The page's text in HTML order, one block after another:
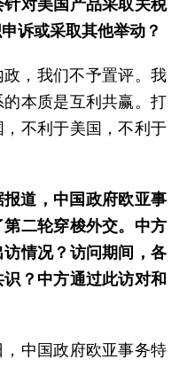
对美国产品采取关税
诉或采取其他举动？
，我们不予置评。我
本质是互利共赢。打
不利于美国，不利于
报道，中国政府欧亚事
二轮穿梭外交。中方
情况？访问期间，各
？中方通过此访对和
，中国政府欧亚事务特